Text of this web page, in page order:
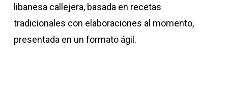
libanesa callejera, basada en recetas
tradicionales con elaboraciones al momento,
presentada en un formato ágil.